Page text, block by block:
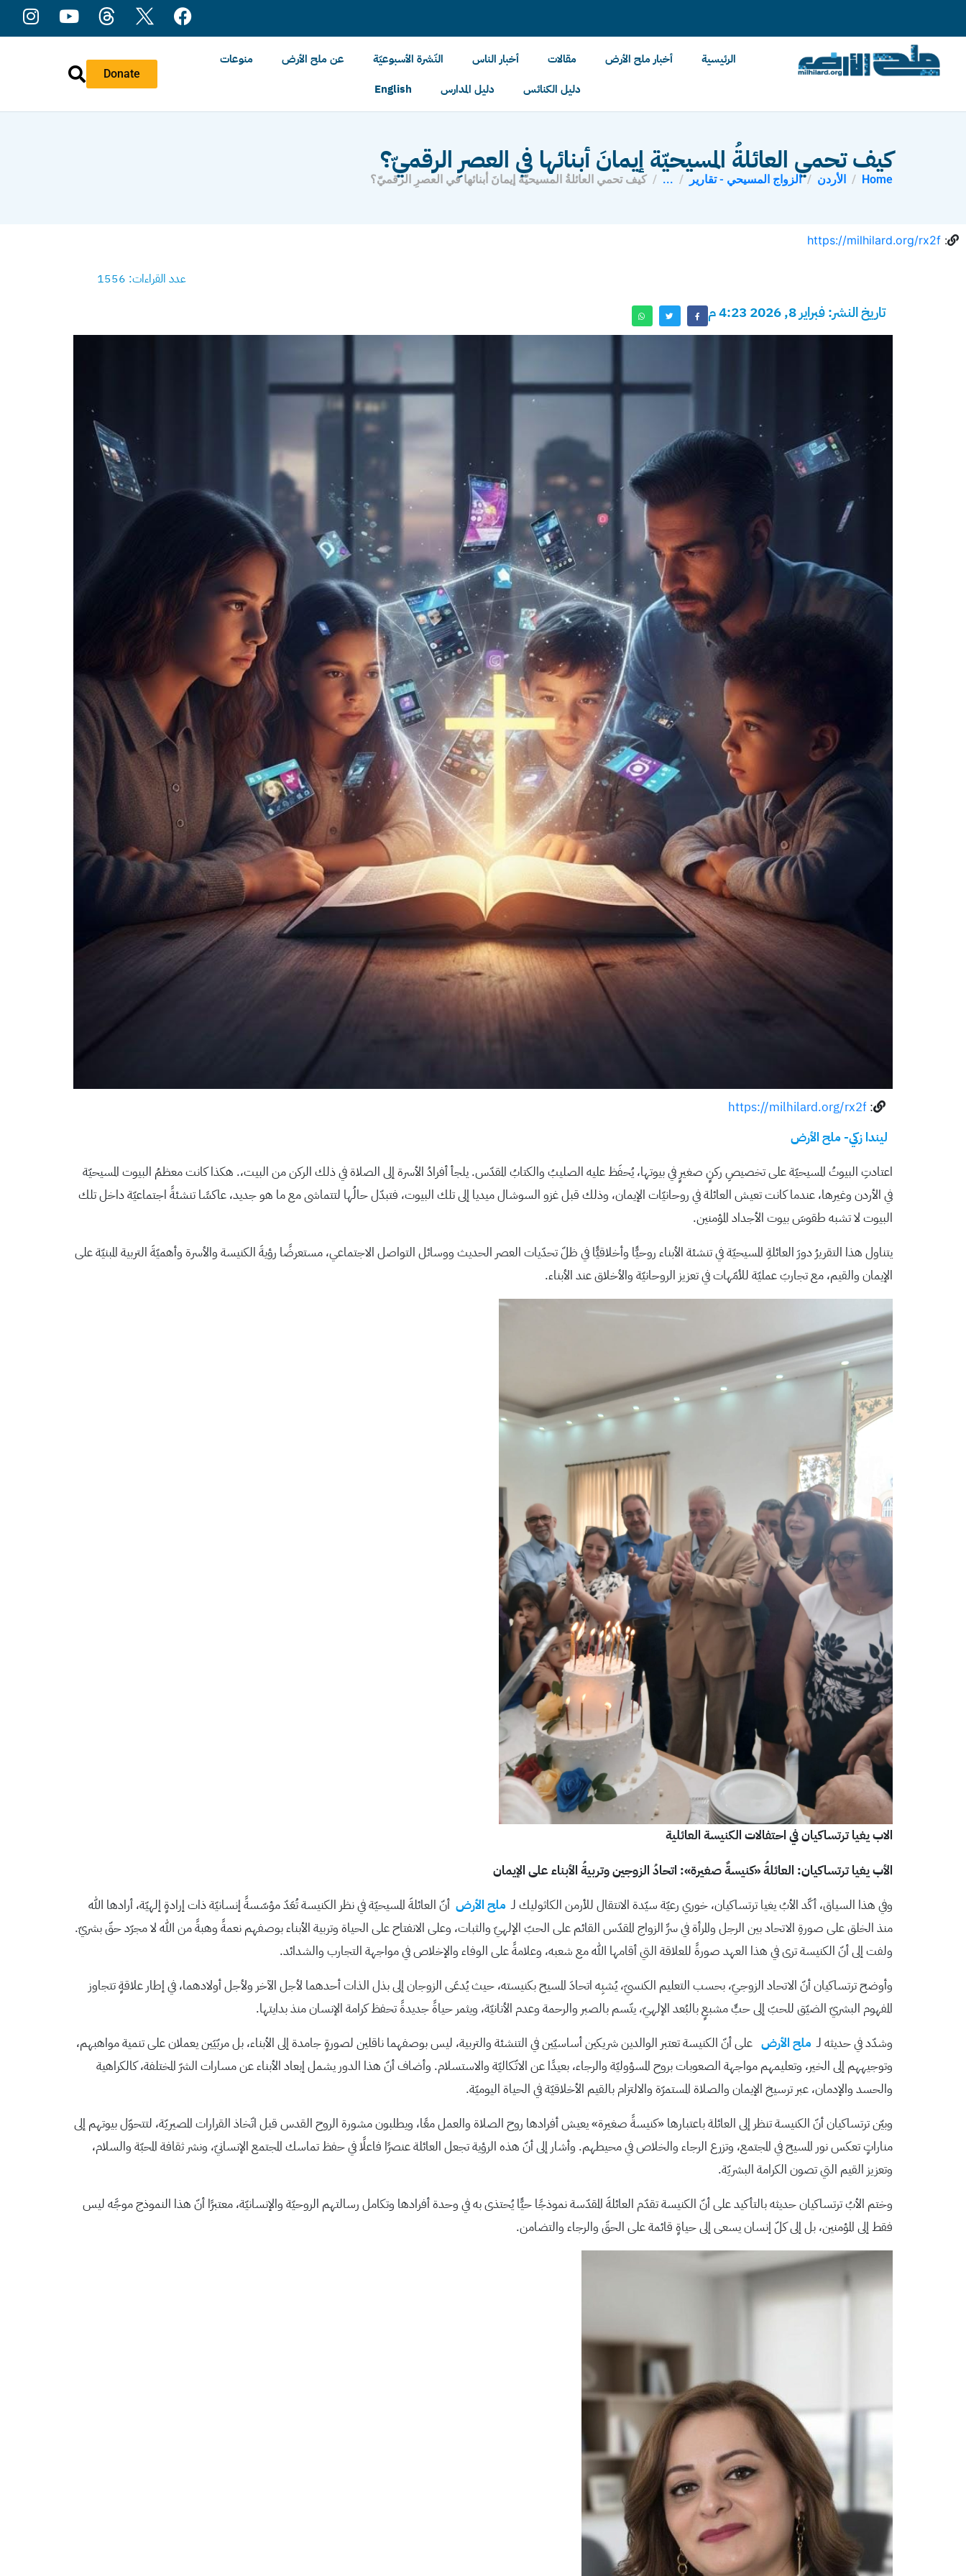
Donate
الرئيسية أخبار ملح الأرض مقالات أخبار الناس النّشرة الأسبوعيّة عن ملح الأرض
منوعات
دليل الكنائس
دليل المدارس English
كيف تحمي العائلةُ المسيحيّة إيمانَ أبنائها في العصرِ الرقميّ؟
Home الأردن الزواج المسيحي - تقارير ... كيف تحمي العائلةُ المسيحيّة إيمانَ أبنائها في العصرِ الرقميّ؟
:
https://milhilard.org/rx2f
عدد القراءات: 1556
تاريخ النشر: فبراير 8, 2026 4:23 م
:
https://milhilard.org/rx2f
ليندا زكي- ملح الأرض
اعتادتِ البيوتُ المسيحيّة على تخصيصِ ركنٍ صغيرٍ في بيوتها، يُحفَظ عليه الصليبُ والكتابُ المقدّس. يلجأ أفرادُ الأسرة إلى الصلاة في ذلك الركن من البيت،. هكذا كانت معظمُ البيوت المسيحيّة
في الأردن وغيرها، عندما كانت تعيش العائلة في روحانيّات الإيمان، وذلك قبل غزو السوشال ميديا إلى تلك البيوت، فتبدّل حالُها لتتماشى مع ما هو جديد، عاكسًا تنشئةً اجتماعيّة داخل تلك
البيوت لا تشبه طقوسَ بيوت الأجداد المؤمنين.
يتناول هذا التقريرُ دورَ العائلةِ المسيحيّة في تنشئة الأبناء روحيًّا وأخلاقيًّا في ظلّ تحدّيات العصر الحديث ووسائل التواصل الاجتماعي، مستعرضًا رؤيةَ الكنيسة والأسرة وأهميّةَ التربية المبنيّة على
الإيمان والقيم، مع تجاربَ عمليّة للأمّهات في تعزيز الروحانيّة والأخلاق عند الأبناء.
الاب يغيا ترتساكيان في احتفالات الكنيسة العائلية
الأب يغيا ترتساكيان: العائلةُ «كنيسةٌ صغيرة»: اتحادُ الزوجين وتربيةُ الأبناء على الإيمان
وفي هذا السياق، أكّد الأبُ يغيا ترتساكيان، خوري رعيّة سيّدة الانتقال للأرمن الكاثوليك لـ ملح الأرض أنّ العائلةَ المسيحيّة في نظر الكنيسة تُعَدّ مؤسّسةً إنسانيّة ذات إرادةٍ إلهيّة، أرادها الله
منذ الخلق على صورةِ الاتحاد بين الرجل والمرأة في سرِّ الزواج المقدّس القائم على الحبّ الإلهيّ والثبات، وعلى الانفتاح على الحياة وتربية الأبناء بوصفهم نعمةً وهبةً من الله لا مجرّد حقّ بشريّ.
ولفت إلى أنّ الكنيسة ترى في هذا العهد صورةً للعلاقة التي أقامها الله مع شعبه، وعلامةً على الوفاء والإخلاص في مواجهة التجارب والشدائد.
وأوضح ترتساكيان أنّ الاتحاد الزوجيّ، بحسب التعليم الكنسيّ، يُشبِه اتحادَ المسيح بكنيسته، حيث يُدعَى الزوجان إلى بذل الذات أحدهما لأجل الآخر ولأجل أولادهما، في إطار علاقةٍ تتجاوز
المفهوم البشريّ الضيّق للحبّ إلى حبٍّ مشبعٍ بالبُعد الإلهيّ، يتّسم بالصبر والرحمة وعدم الأنانيّة، ويثمر حياةً جديدةً تحفظ كرامة الإنسان منذ بدايتها.
وشدّد في حديثه لـ ملح الأرض على أنّ الكنيسة تعتبر الوالدين شريكين أساسيّين في التنشئة والتربية، ليس بوصفهما ناقلين لصورةٍ جامدة إلى الأبناء، بل مربّيَين يعملان على تنمية مواهبهم،
وتوجيههم إلى الخير، وتعليمهم مواجهة الصعوبات بروح المسؤوليّة والرجاء، بعيدًا عن الاتّكاليّة والاستسلام. وأضاف أنّ هذا الدور يشمل إبعاد الأبناء عن مسارات الشرّ المختلفة، كالكراهية
والحسد والإدمان، عبر ترسيخ الإيمان والصلاة المستمرّة والالتزام بالقيم الأخلاقيّة في الحياة اليوميّة.
وبيّن ترتساكيان أنّ الكنيسة تنظر إلى العائلة باعتبارها «كنيسةً صغيرة» يعيش أفرادها روح الصلاة والعمل معًا، ويطلبون مشورة الروح القدس قبل اتّخاذ القرارات المصيريّة، لتتحوّل بيوتهم إلى
مناراتٍ تعكس نور المسيح في المجتمع، وتزرع الرجاء والخلاص في محيطهم. وأشار إلى أنّ هذه الرؤية تجعل العائلة عنصرًا فاعلًا في حفظ تماسك المجتمع الإنسانيّ، ونشر ثقافة المحبّة والسلام،
وتعزيز القيم التي تصون الكرامة البشريّة.
وختم الأبُ ترتساكيان حديثه بالتأكيد على أنّ الكنيسة تقدّم العائلةَ المقدّسة نموذجًا حيًّا يُحتذى به في وحدة أفرادها وتكامل رسالتهم الروحيّة والإنسانيّة، معتبرًا أنّ هذا النموذج موجَّه ليس
فقط إلى المؤمنين، بل إلى كلّ إنسان يسعى إلى حياةٍ قائمة على الحقّ والرجاء والتضامن.